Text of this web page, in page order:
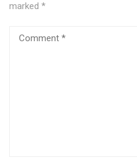
marked *